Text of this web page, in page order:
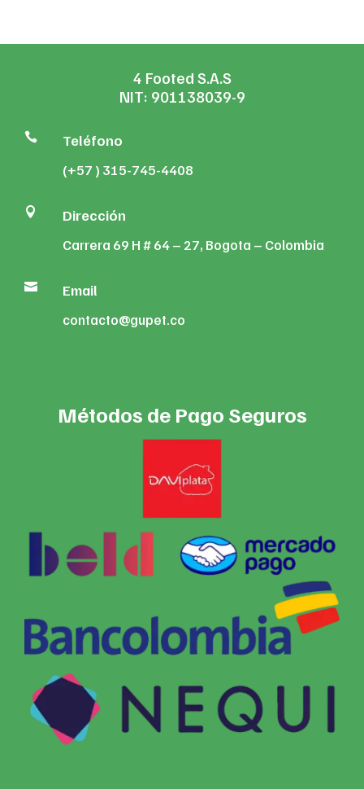
4 Footed S.A.S
NIT: 901138039-9
 Teléfono
(+57 ) 315-745-4408
 Dirección
Carrera 69 H # 64 – 27, Bogota – Colombia
 Email
contacto@gupet.co
Métodos de Pago Seguros